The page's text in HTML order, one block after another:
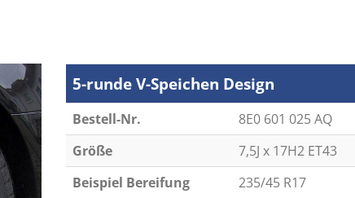
5-runde V-Speichen Design
Bestell-Nr.
8E0 601 025 AQ
Größe
7,5J x 17H2 ET43
Beispiel Bereifung
235/45 R17